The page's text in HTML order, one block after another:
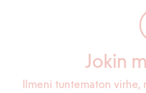
Jokin
Ilmeni tuntematon virhe,